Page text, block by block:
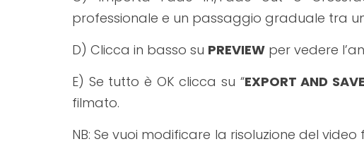
professionale e un passaggio graduale tra
D) Clicca in basso su PREVIEW per vedere
E) Se tutto è OK clicca su “EXPORT AND
filmato.
NB: Se vuoi modificare la risoluzione del